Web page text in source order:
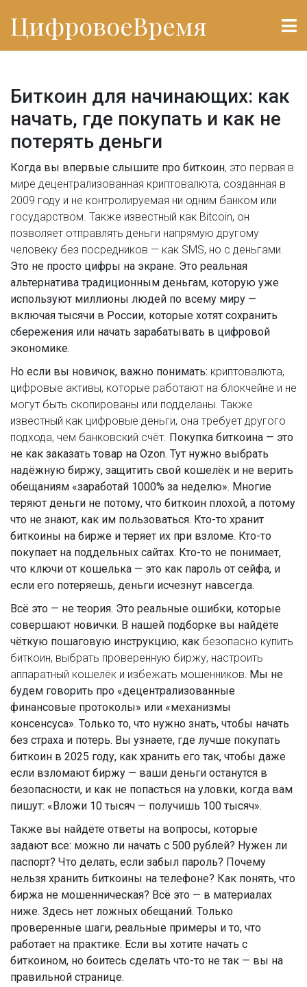
ЦифровоеВремя
Биткоин для начинающих: как
начать, где покупать и как не
потерять деньги
Когда вы впервые слышите про биткоин, это первая в
мире децентрализованная криптовалюта, созданная в
2009 году и не контролируемая ни одним банком или
государством. Также известный как Bitcoin, он
позволяет отправлять деньги напрямую другому
человеку без посредников — как SMS, но с деньгами.
Это не просто цифры на экране. Это реальная
альтернатива традиционным деньгам, которую уже
используют миллионы людей по всему миру —
включая тысячи в России, которые хотят сохранить
сбережения или начать зарабатывать в цифровой
экономике.
Но если вы новичок, важно понимать: криптовалюта,
цифровые активы, которые работают на блокчейне и не
могут быть скопированы или подделаны. Также
известный как цифровые деньги, она требует другого
подхода, чем банковский счёт. Покупка биткоина — это
не как заказать товар на Ozon. Тут нужно выбрать
надёжную биржу, защитить свой кошелёк и не верить
обещаниям «заработай 1000% за неделю». Многие
теряют деньги не потому, что биткоин плохой, а потому
что не знают, как им пользоваться. Кто-то хранит
биткоины на бирже и теряет их при взломе. Кто-то
покупает на поддельных сайтах. Кто-то не понимает,
что ключи от кошелька — это как пароль от сейфа, и
если его потеряешь, деньги исчезнут навсегда.
Всё это — не теория. Это реальные ошибки, которые
совершают новички. В нашей подборке вы найдёте
чёткую пошаговую инструкцию, как безопасно купить
биткоин, выбрать проверенную биржу, настроить
аппаратный кошелёк и избежать мошенников. Мы не
будем говорить про «децентрализованные
финансовые протоколы» или «механизмы
консенсуса». Только то, что нужно знать, чтобы начать
без страха и потерь. Вы узнаете, где лучше покупать
биткоин в 2025 году, как хранить его так, чтобы даже
если взломают биржу — ваши деньги останутся в
безопасности, и как не попасться на уловки, когда вам
пишут: «Вложи 10 тысяч — получишь 100 тысяч».
Также вы найдёте ответы на вопросы, которые
задают все: можно ли начать с 500 рублей? Нужен ли
паспорт? Что делать, если забыл пароль? Почему
нельзя хранить биткоины на телефоне? Как понять, что
биржа не мошенническая? Всё это — в материалах
ниже. Здесь нет ложных обещаний. Только
проверенные шаги, реальные примеры и то, что
работает на практике. Если вы хотите начать с
биткоином, но боитесь сделать что-то не так — вы на
правильной странице.